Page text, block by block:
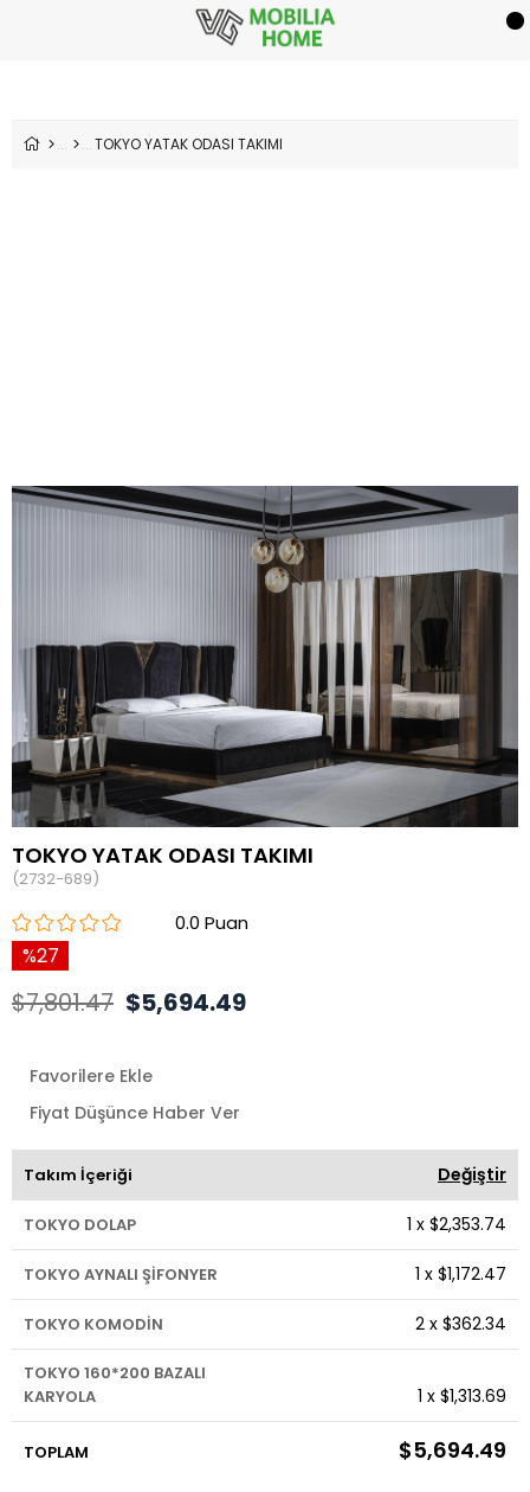
TOKYO YATAK ODASI TAKIMI
TOKYO YATAK ODASI TAKIMI
(2732-689)
0.0
27
$7,801.47 $5,694.49
Favorilere Ekle
Fiyat Düşünce Haber Ver
Takım İçeriği Değiştir
TOKYO DOLAP 1 x $2,353.74
TOKYO AYNALI ŞİFONYER 1 x $1,172.47
TOKYO KOMODİN 2 x $362.34
TOKYO 160*200 BAZALI
KARYOLA
1 x $1,313.69
TOPLAM $5,694.49